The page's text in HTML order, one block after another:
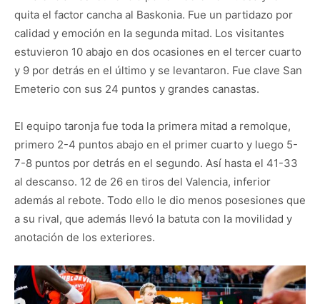
quita el factor cancha al Baskonia. Fue un partidazo por
calidad y emoción en la segunda mitad. Los visitantes
estuvieron 10 abajo en dos ocasiones en el tercer cuarto
y 9 por detrás en el último y se levantaron. Fue clave San
Emeterio con sus 24 puntos y grandes canastas.
El equipo taronja fue toda la primera mitad a remolque,
primero 2-4 puntos abajo en el primer cuarto y luego 5-
7-8 puntos por detrás en el segundo. Así hasta el 41-33
al descanso. 12 de 26 en tiros del Valencia, inferior
además al rebote. Todo ello le dio menos posesiones que
a su rival, que además llevó la batuta con la movilidad y
anotación de los exteriores.